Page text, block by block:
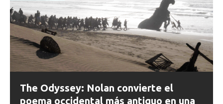
The Odyssey: Nolan convierte el
poema occidental más antiguo en una